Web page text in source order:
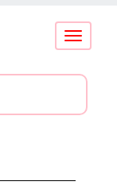
Conmutar